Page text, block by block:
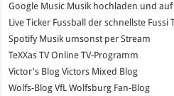
Google Music Musik hochladen und
Live Ticker Fussball
der schnellste Fussi
SpotifyMusik umsonst per Stream
TeXXas TVOnline TV-Programm
Victor's Blog Victors Mixed Blog
Wolfs-Blog VfL Wolfsburg Fan-Blog